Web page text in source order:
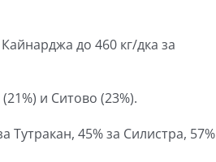
до 460 кг/дка за
и Ситово (23%).
Тутракан, 45% за Силистра, 57%